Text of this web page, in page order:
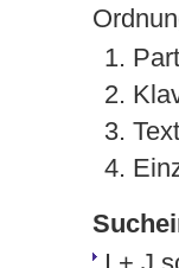
1.
2.
3.
4.